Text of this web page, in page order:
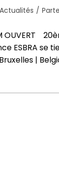
Actualités /
OUVERT
ESBRA se
|